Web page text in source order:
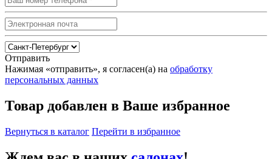
Отправить
Нажимая «отправить», я согласен(а) на обработку
персональных данных
Товар добавлен в Ваше избранное
Вернуться в каталог Перейти в избранное